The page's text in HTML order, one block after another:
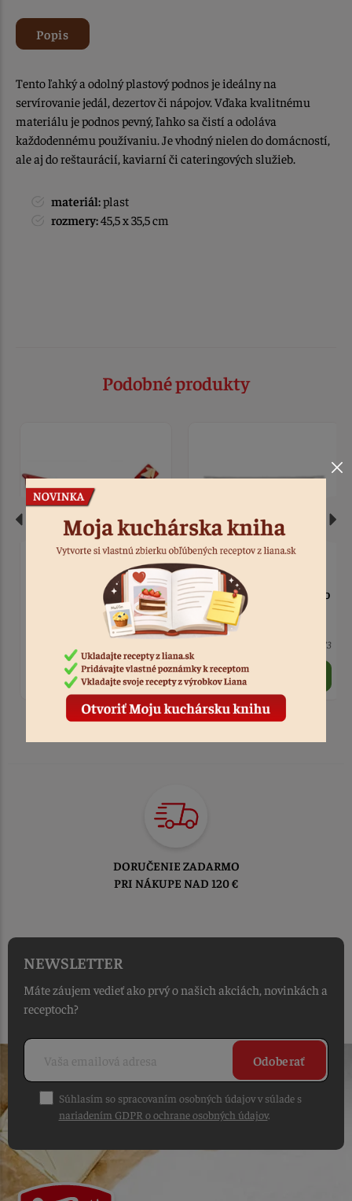
Popis
Tento ľahký a odolný plastový podnos je ideálny na
servírovanie jedál, dezertov či nápojov. Vďaka kvalitnému
materiálu je podnos pevný, ľahko sa čistí a odoláva
každodennému používaniu. Je vhodný nielen do domácností,
ale aj do reštaurácií, kaviarní či cateringových služieb.
materiál:plast
rozmery:45,5 x 35,5 cm
Podobné produkty
Podnos servírovací Retro
Podnos nerezový 21x16
cm
Kód: 3290
4,70 €
TOVAR ODOSIELAME
DO 1-2 PRACOVNÝCH DNÍ
NEWSLETTER
Máte záujem vedieť ako prvý o našich akciách, novinkách a
receptoch?
Odoberať
Súhlasím so spracovaním osobných údajov v súlade s
nariadením GDPR o ochrane osobných údajov.